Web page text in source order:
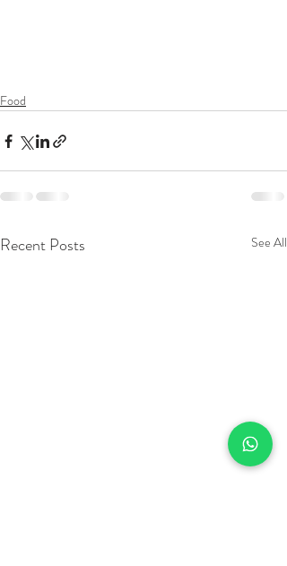
Food
Recent Posts See All